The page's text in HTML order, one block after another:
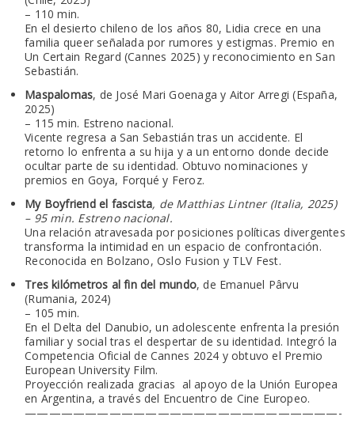
– 110 min.
En el desierto chileno de los años 80, Lidia crece en una
familia queer señalada por rumores y estigmas. Premio en
Un Certain Regard (Cannes 2025) y reconocimiento en San
Sebastián.
Maspalomas, de José Mari Goenaga y Aitor Arregi (España,
2025)
– 115 min. Estreno nacional.
Vicente regresa a San Sebastián tras un accidente. El
retorno lo enfrenta a su hija y a un entorno donde decide
ocultar parte de su identidad. Obtuvo nominaciones y
premios en Goya, Forqué y Feroz.
My Boyfriend el fascista, de Matthias Lintner (Italia, 2025)
– 95 min. Estreno nacional.
Una relación atravesada por posiciones políticas divergentes
transforma la intimidad en un espacio de confrontación.
Reconocida en Bolzano, Oslo Fusion y TLV Fest.
Tres kilómetros al fin del mundo, de Emanuel Pârvu
(Rumania, 2024)
– 105 min.
En el Delta del Danubio, un adolescente enfrenta la presión
familiar y social tras el despertar de su identidad. Integró la
Competencia Oficial de Cannes 2024 y obtuvo el Premio
European University Film.
Proyección realizada gracias al apoyo de la Unión Europea
en Argentina, a través del Encuentro de Cine Europeo.
——————————————————————————-